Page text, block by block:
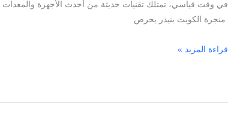
في وقت قياسي، تمتلك تقنيات حديثة من أحدث الأجهزة والمعدات
منجرة الكويت بنيدر يحرص
قراءة المزيد »